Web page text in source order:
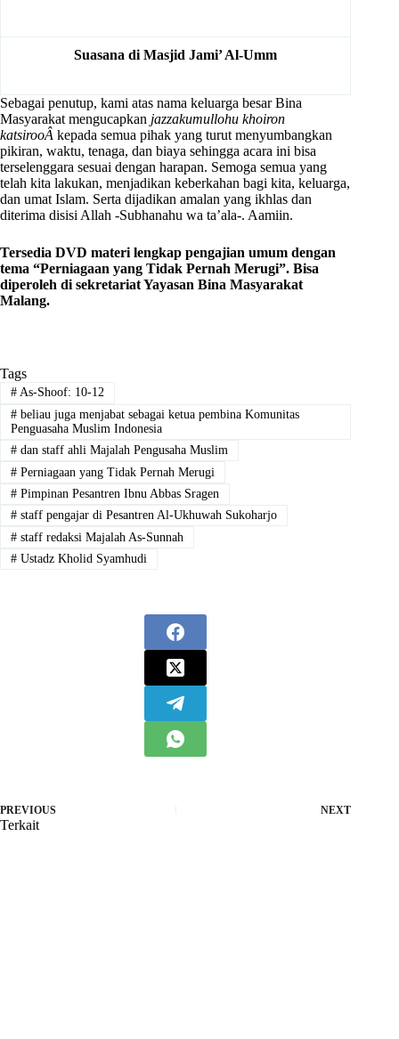
Suasana di Masjid Jami’ Al-Umm
Sebagai penutup, kami atas nama keluarga besar Bina
Masyarakat mengucapkan jazzakumullohu khoiron
katsirooÂ kepada semua pihak yang turut menyumbangkan
pikiran, waktu, tenaga, dan biaya sehingga acara ini bisa
terselenggara sesuai dengan harapan. Semoga semua yang
telah kita lakukan, menjadikan keberkahan bagi kita, keluarga,
dan umat Islam. Serta dijadikan amalan yang ikhlas dan
diterima disisi Allah -Subhanahu wa ta’ala-. Aamiin.
Tersedia DVD materi lengkap pengajian umum dengan
tema “Perniagaan yang Tidak Pernah Merugi”. Bisa
diperoleh di sekretariat Yayasan Bina Masyarakat
Malang.
Tags
#As-Shoof: 10-12
#beliau juga menjabat sebagai ketua pembina Komunitas
Penguasaha Muslim Indonesia
#dan staff ahli Majalah Pengusaha Muslim
#Perniagaan yang Tidak Pernah Merugi
#Pimpinan Pesantren Ibnu Abbas Sragen
#staff pengajar di Pesantren Al-Ukhuwah Sukoharjo
#staff redaksi Majalah As-Sunnah
#Ustadz Kholid Syamhudi
PREVIOUS NEXT
Terkait